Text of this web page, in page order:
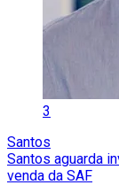
3
Santos
Santos aguarda
venda da SAF